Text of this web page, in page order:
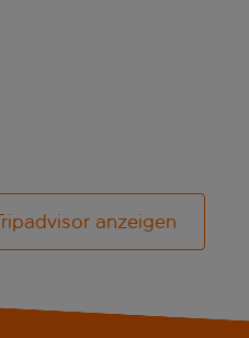
anzeigen